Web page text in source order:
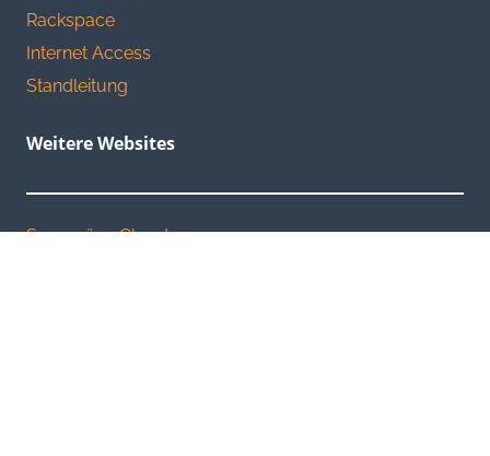
Rackspace
Internet Access
Standleitung
Weitere Websites
Souveräne Cloud